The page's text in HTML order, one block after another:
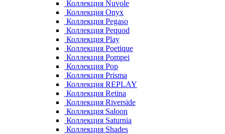
Коллекция Nuvole
Коллекция Onyx
Коллекция Pegaso
Коллекция Pequod
Коллекция Play
Коллекция Poetique
Коллекция Pompei
Коллекция Pop
Коллекция Prisma
Коллекция REPLAY
Коллекция Retina
Коллекция Riverside
Коллекция Saloon
Коллекция Saturnia
Коллекция Shades